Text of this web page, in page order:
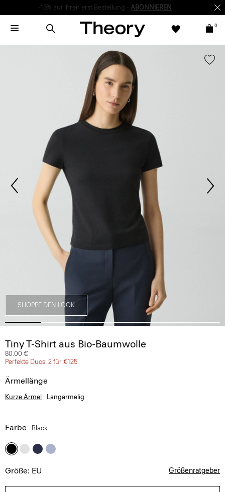
-15% auf Ihren erst Bestellung - ABONNIEREN
0
SHOPPE DEN LOOK
Tiny T-Shirt aus Bio-Baumwolle
80.00 €
Perfekte Duos: 2 für €125
Ärmellänge
Kurze Ärmel Langärmelig
Farbe Black
Größe: EU Größenratgeber